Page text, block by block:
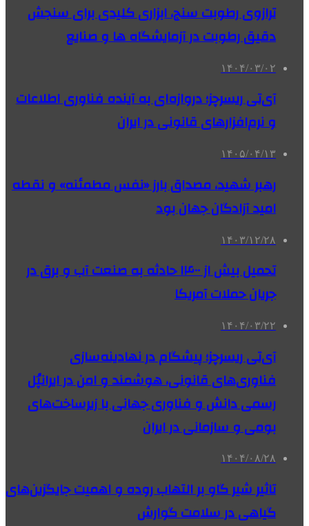
ترازوی رطوبت سنج، ابزاری کلیدی برای سنجش
دقیق رطوبت در آزمایشگاه ها و صنایع
۱۴۰۴/۰۳/۰۲
آی‌تی ریسرچز؛ دروازه‌ای به آینده فناوری اطلاعات
و نرم‌افزارهای قانونی در ایران
۱۴۰۵/۰۴/۱۳
رهبر شهید، مصداق بارز «نفس مطمئنه» و نقطه
امید آزادگان جهان بود
۱۴۰۳/۱۲/۲۸
تحمیل بیش از ۱۴۰۰ حادثه به صنعت آب و برق در
جریان حملات آمریکا
۱۴۰۴/۰۳/۲۲
آی‌تی ریسرچز؛ پیشگام در نهادینه‌سازی
فناوری‌های قانونی، هوشمند و امن در ایرانپُل
رسمی دانش و فناوری جهانی با زیرساخت‌های
بومی و سازمانی در ایران
۱۴۰۴/۰۸/۲۸
تاثیر شیر گاو بر التهاب روده و اهمیت جایگزین‌های
گیاهی در سلامت گوارش